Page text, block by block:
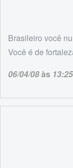
Brasileiro você
Você é de
06/04/08às 13:25